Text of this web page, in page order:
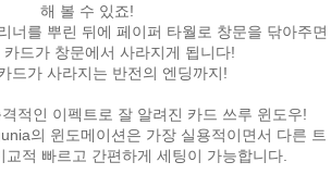
해 볼 수 있죠!
너를 뿌린 뒤에 페이퍼 타월로 창문을 닦아주면
카드가 창문에서 사라지게 됩니다!
드가 사라지는 반전의 엔딩까지!
적인 이펙트로 잘 알려진 카드 쓰루 윈도우!
의 윈도메이션은 가장 실용적이면서 다른 트
교적 빠르고 간편하게 세팅이 가능합니다.